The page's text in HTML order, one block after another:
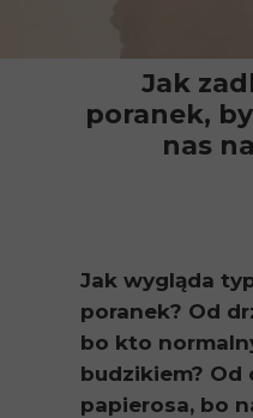
Jak wygląda
poranek? Od
bo kto
budzikiem? Od
papierosa, bo
Jak
poranek,
nas